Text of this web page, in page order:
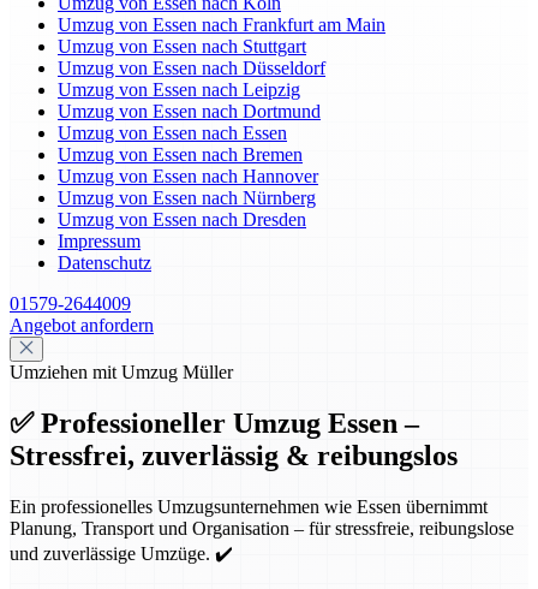
Umzug von Essen nach Frankfurt am Main
Umzug von Essen nach Stuttgart
Umzug von Essen nach Düsseldorf
Umzug von Essen nach Leipzig
Umzug von Essen nach Dortmund
Umzug von Essen nach Essen
Umzug von Essen nach Bremen
Umzug von Essen nach Hannover
Umzug von Essen nach Nürnberg
Umzug von Essen nach Dresden
Impressum
Datenschutz
01579-2644009
Angebot anfordern
Umziehen mit Umzug Müller
✅ Professioneller Umzug Essen –
Stressfrei, zuverlässig & reibungslos
Ein professionelles Umzugsunternehmen wie Essen übernimmt
Planung, Transport und Organisation – für stressfreie, reibungslose
und zuverlässige Umzüge. ✔️